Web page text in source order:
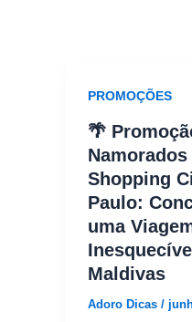
PROMOÇÕES
🌴
Namorados
Shopping
Paulo:
uma
Maldivas
Adoro Dicas /